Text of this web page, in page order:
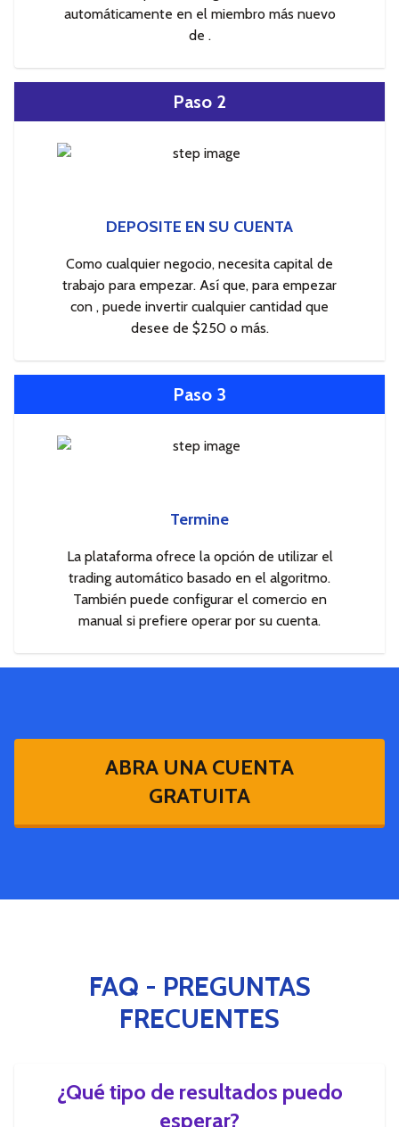
automáticamente en el miembro más nuevo
de .
Paso 2
DEPOSITE EN SU CUENTA
Como cualquier negocio, necesita capital de
trabajo para empezar. Así que, para empezar
con , puede invertir cualquier cantidad que
desee de $250 o más.
Paso 3
Termine
La plataforma ofrece la opción de utilizar el
trading automático basado en el algoritmo.
También puede configurar el comercio en
manual si prefiere operar por su cuenta.
ABRA UNA CUENTA
GRATUITA
FAQ - PREGUNTAS
FRECUENTES
¿Qué tipo de resultados puedo
esperar?